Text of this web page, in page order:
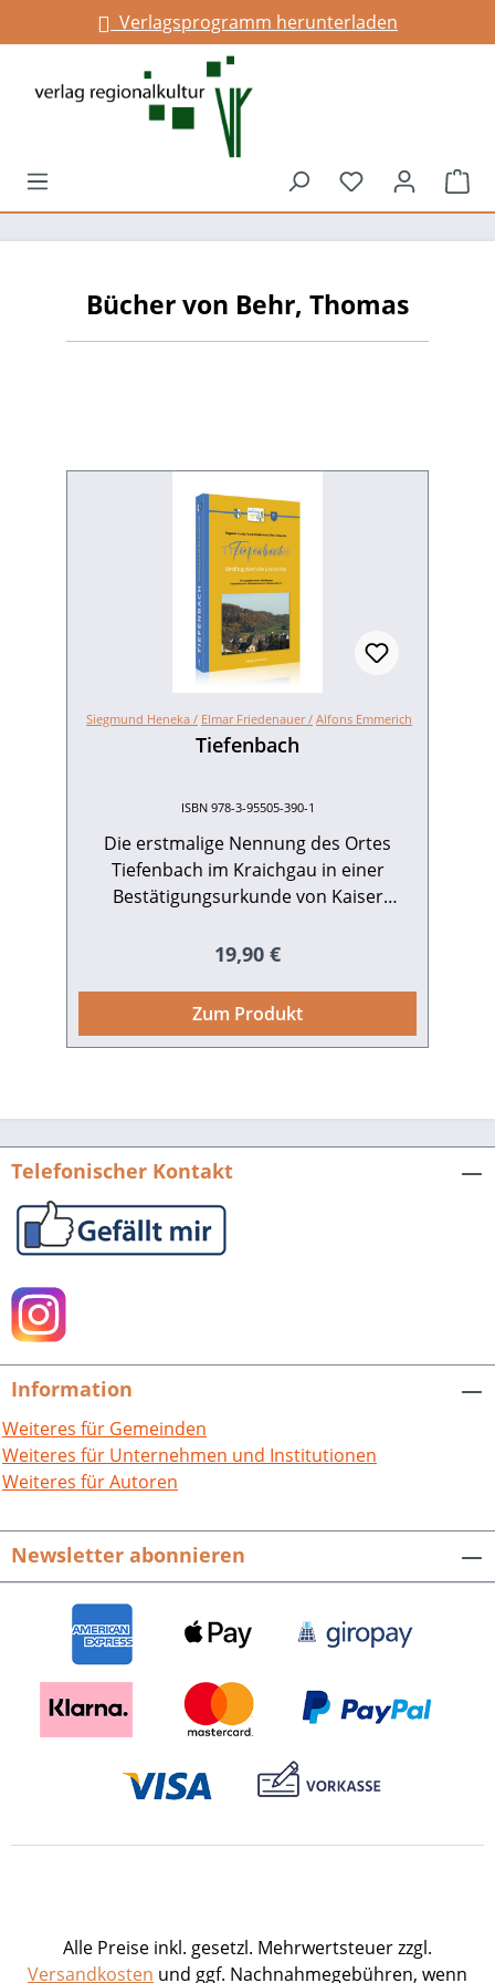
springenVerlagsprogramm herunterladen
Du hast 0
Bücher von Behr, Thomas
Siegmund Heneka / Elmar Friedenauer / Alfons Emmerich
Tiefenbach
ISBN 978-3-95505-390-1
Die erstmalige Nennung des Ortes
Tiefenbach im Kraichgau in einer
Bestätigungsurkunde von Kaiser
aus dem Jahr 1123 liegt inzwischen neun
Siedlung reichen gewiss noch weiter in
landschaftlich sehr reizvollen Lage im
attraktiven Wohnort entwickelt. Bis Ende
Tiefenbach seither im Quartett der vier
Östringer Stadtteile, die sich in ihrem
Basis sorgfältiger Recherchen
nachgezeichnet. Im Vorfeld des
besonderen Ortsjubiläums 2023 machte
sich nun ein ehrenamtlich tätiges
Heimatvereins daran, die Historie von
Tiefenbach mit einem Heimatbuch in
zeitgemäßer Aufmachung und reich
bebildert noch einmal auf andere Weise
festzuhalten. Inhaltlich spannt sich der
Bogen der neuen Ortschronik von den
ersten Spuren einer Besiedlung in der
Jungsteinzeit über die enge Verbindung
Mittelalter und die mehr als 450 Jahre
währende Zugehörigkeit von Tiefenbach
Veränderungen der ehemals fast
Phasen des Wandels im 19. und 20.
Regulärer Preis:
19,90 €
Zum Produkt
Telefonischer Kontakt
Information
Weiteres für Gemeinden
Weiteres für Unternehmen und Institutionen
Weiteres für Autoren
Newsletter abonnieren
Alle Preise inkl. gesetzl. Mehrwertsteuer zzgl.
Versandkosten und ggf. Nachnahmegebühren, wenn